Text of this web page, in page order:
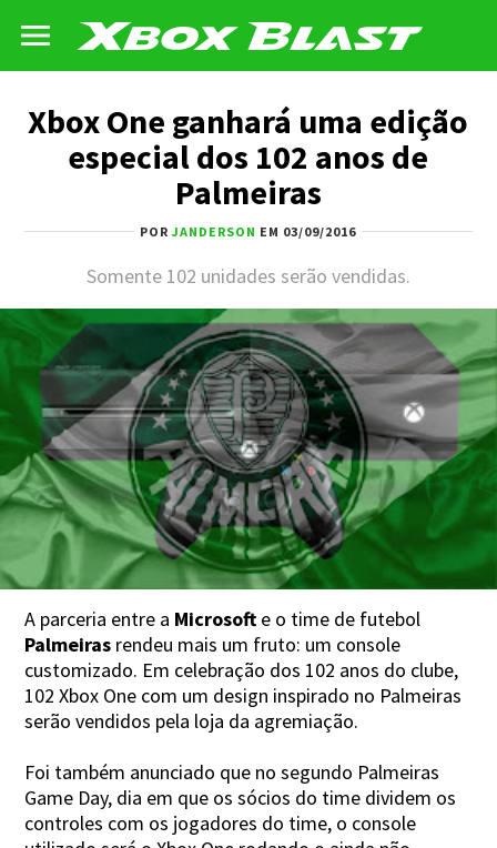
Xbox One ganhará uma edição
especial dos 102 anos de
Palmeiras
PORJANDERSON EM 03/09/2016
Somente 102 unidades serão vendidas.
A parceria entre a Microsoft e o time de futebol
Palmeiras rendeu mais um fruto: um console
customizado. Em celebração dos 102 anos do clube,
102 Xbox One com um design inspirado no Palmeiras
serão vendidos pela loja da agremiação.
Foi também anunciado que no segundo Palmeiras
Game Day, dia em que os sócios do time dividem os
controles com os jogadores do time, o console